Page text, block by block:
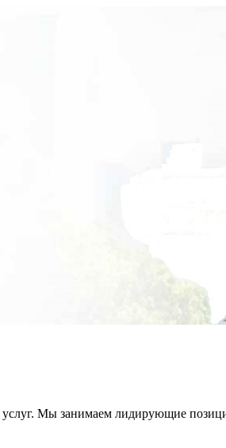
услуг. Мы занимаем лидирующие